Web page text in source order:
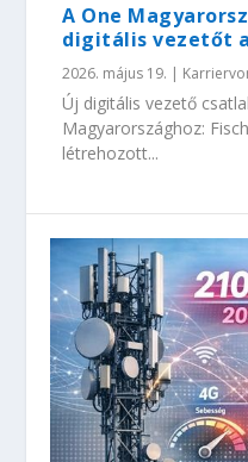
A One
digitális vezetőt
2026. május 19. |
Új digitális vezető
Magyarországhoz:
létrehozott...